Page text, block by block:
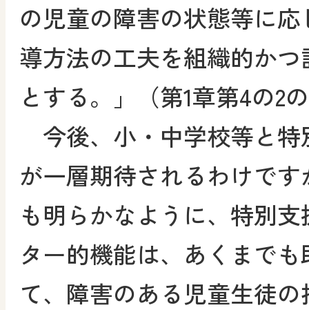
の児童の障害の状態等に
導方法の工夫を組織的か
とする。」（第1章第4の2
今後、小・中学校等と特
が一層期待されるわけで
も明らかなように、特別
ター的機能は、あくまで
て、障害のある児童生徒